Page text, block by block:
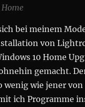
bei meinem
von
10 Home
gemacht.
wie jener
ich Programme